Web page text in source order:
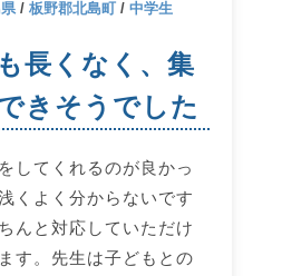
/ 板野郡北島町/ 中学生
長くなく、集
きそうでした
してくれるのが良かっ
くよく分からないです
んと対応していただけ
す。先生は子どもとの